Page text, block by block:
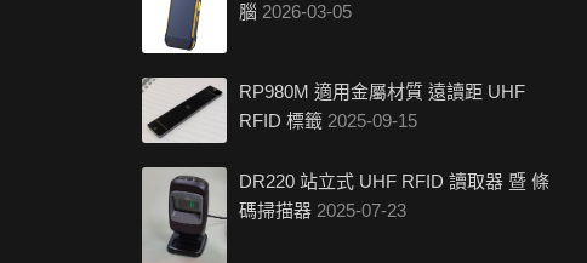
腦 2026-03-05
RP980M 適用金屬材質 遠讀距 UHF
RFID 標籤 2025-09-15
DR220 站立式 UHF RFID 讀取器 暨 條
碼掃描器 2025-07-23